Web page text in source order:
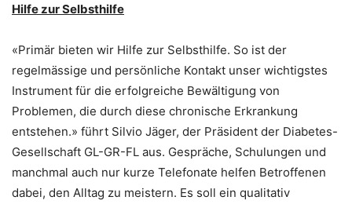
Hilfe zur Selbsthilfe
«Primär bieten wir Hilfe zur Selbsthilfe. So ist der
regelmässige und persönliche Kontakt unser wichtigstes
Instrument für die erfolgreiche Bewältigung von
Problemen, die durch diese chronische Erkrankung
entstehen.» führt Silvio Jäger, der Präsident der Diabetes-
Gesellschaft GL-GR-FL aus. Gespräche, Schulungen und
manchmal auch nur kurze Telefonate helfen Betroffenen
dabei, den Alltag zu meistern. Es soll ein qualitativ